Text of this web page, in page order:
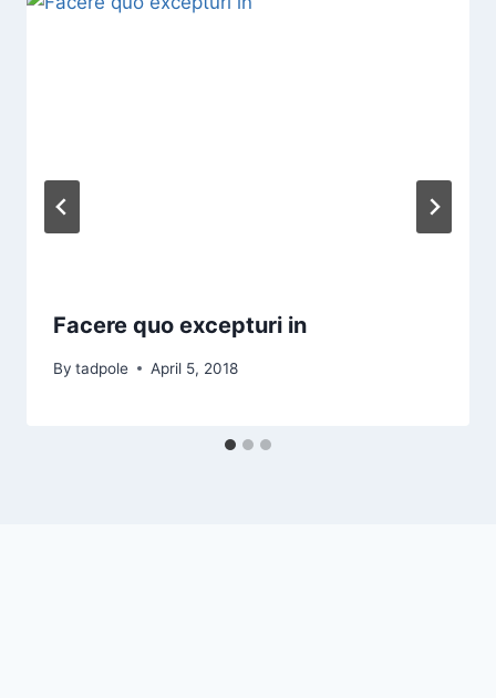
Facere quo excepturi in
By tadpole April 5, 2018